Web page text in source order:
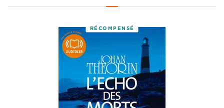
RÉCOMPENSÉ